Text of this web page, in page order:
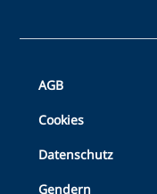
Bottom
Footer
AGB
Cookies
Datenschutz
Gendern